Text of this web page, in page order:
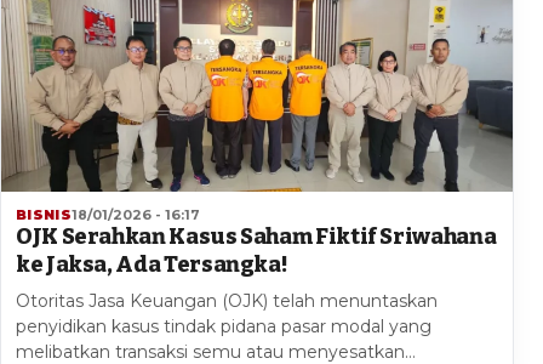
BISNIS18/01/2026 - 16:17
OJK Serahkan Kasus Saham Fiktif Sriwahana
ke Jaksa, Ada Tersangka!
Otoritas Jasa Keuangan (OJK) telah menuntaskan
penyidikan kasus tindak pidana pasar modal yang
melibatkan transaksi semu atau menyesatkan…